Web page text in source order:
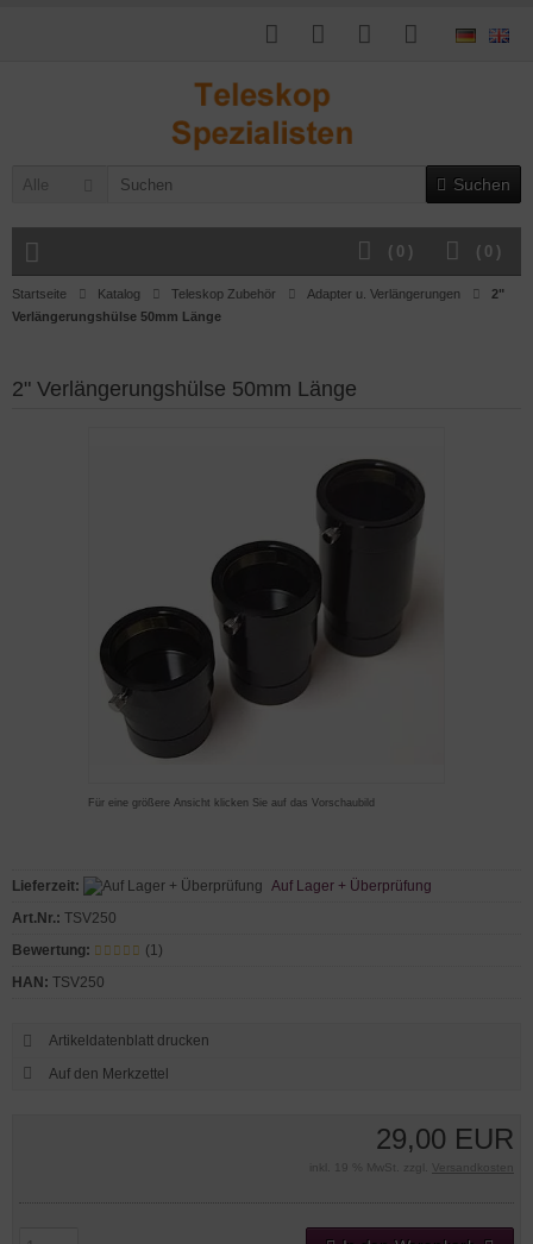
Alle Suchen
( 0 )
( 0 )
Startseite Katalog Teleskop Zubehör Adapter u. Verlängerungen
2"
Verlängerungshülse 50mm Länge
2" Verlängerungshülse 50mm Länge
Für eine größere Ansicht klicken Sie auf das Vorschaubild
29,00 EUR
inkl. 19 % MwSt. zzgl. Versandkosten
Lieferzeit:
Auf Lager + Überprüfung
Art.Nr.: TSV250
Bewertung:
(1)
HAN: TSV250
Artikeldatenblatt drucken